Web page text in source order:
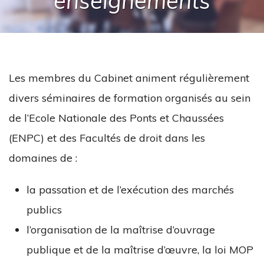
Les membres du Cabinet animent régulièrement
divers séminaires de formation organisés au sein
de l’Ecole Nationale des Ponts et Chaussées
(ENPC) et des Facultés de droit dans les
domaines de :
la passation et de l’exécution des marchés
publics
l’organisation de la maîtrise d’ouvrage
publique et de la maîtrise d’œuvre, la loi MOP